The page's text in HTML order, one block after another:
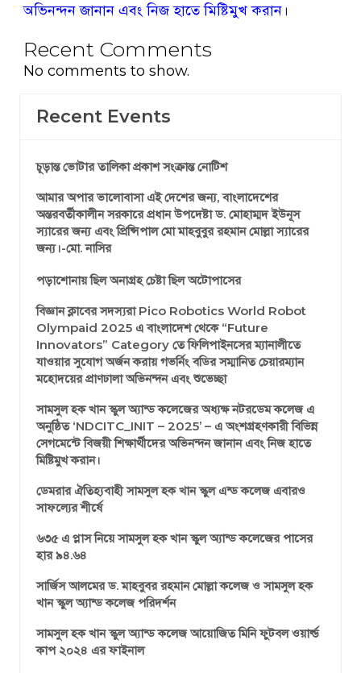
অভিনন্দন জানান এবং নিজ হাতে মিষ্টিমুখ করান।
Recent Comments
No comments to show.
Recent Events
চূড়ান্ত ভোটার তালিকা প্রকাশ সংক্রান্ত নোটিশ
আমার অপার ভালোবাসা এই দেশের জন্য, বাংলাদেশের
অন্তরবর্তীকালীন সরকারে প্রধান উপদেষ্টা ড. মোহাম্মদ ইউনূস
স্যারের জন্য এবং প্রিন্সিপাল মো মাহবুবুর রহমান মোল্লা স্যারের
জন্য।-মো. নাসির
পড়াশোনায় ছিল অনাগ্রহ চেষ্টা ছিল অটোপাসের
বিজ্ঞান ক্লাবের সদস্যরা Pico Robotics World Robot
Olympaid 2025 এ বাংলাদেশ থেকে “Future
Innovators” Category তে ফিলিপাইনসের ম্যানালীতে
যাওয়ার সুযোগ অর্জন করায় গভর্নিং বডির সম্মানিত চেয়ারম্যান
মহোদয়ের প্রাণঢালা অভিনন্দন এবং শুভেচ্ছা
সামসুল হক খান স্কুল অ্যান্ড কলেজের অধ্যক্ষ নটরডেম কলেজ এ
অনুষ্ঠিত ‘NDCITC_INIT – 2025’ – এ অংশগ্রহণকারী বিভিন্ন
সেগমেন্টে বিজয়ী শিক্ষার্থীদের অভিনন্দন জানান এবং নিজ হাতে
মিষ্টিমুখ করান।
ডেমরার ঐতিহ্যবাহী সামসুল হক খান স্কুল এন্ড কলেজ এবারও
সাফল্যের শীর্ষে
৬৩৫ এ প্লাস নিয়ে সামসুল হক খান স্কুল অ্যান্ড কলেজের পাসের
হার ৯৪.৬৪
সার্জিস আলমের ড. মাহবুবর রহমান মোল্লা কলেজ ও সামসুল হক
খান স্কুল অ্যান্ড কলেজ পরিদর্শন
সামসুল হক খান স্কুল অ্যান্ড কলেজ আয়োজিত মিনি ফুটবল ওয়ার্ল্ড
কাপ ২০২৪ এর ফাইনাল